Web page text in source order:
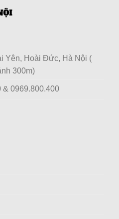
Yên, Hoài Đức, Hà Nội (
300m)
& 0969.800.400